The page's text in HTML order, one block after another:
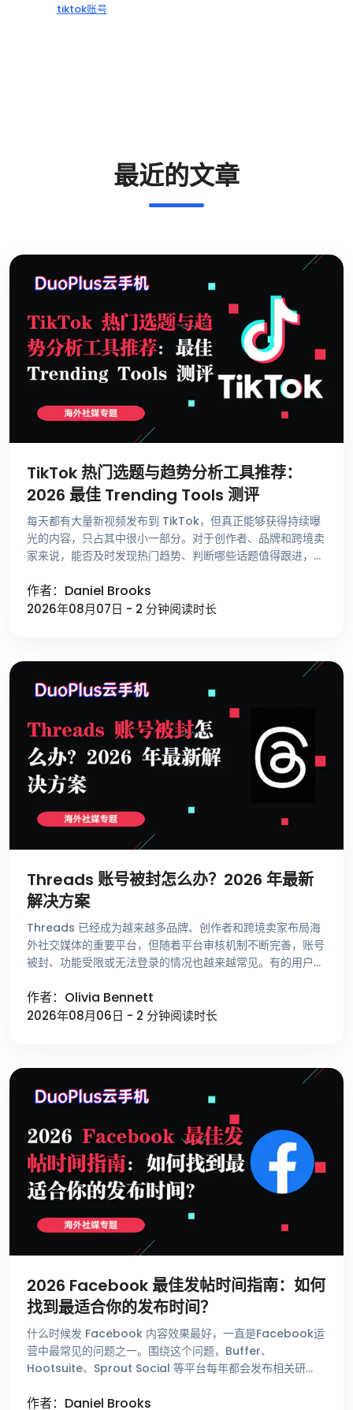
tiktok账号
最近的文章
TikTok 热门选题与趋势分析工具推荐：
2026 最佳 Trending Tools 测评
每天都有大量新视频发布到 TikTok，但真正能够获得持续曝
光的内容，只占其中很小一部分。对于创作者、品牌和跨境卖
家来说，能否及时发现热门趋势、判断哪些话题值得跟进，比
赖刷 For …
作者：Daniel Brooks
2026年08月07日 - 2 分钟阅读时长
Threads 账号被封怎么办？2026 年最新
解决方案
Threads 已经成为越来越多品牌、创作者和跨境卖家布局海
外社交媒体的重要平台，但随着平台审核机制不断完善，账号
被封、功能受限或无法登录的情况也越来越常见。有的用户刚
法发帖，还有一些用 …
作者：Olivia Bennett
2026年08月06日 - 2 分钟阅读时长
2026 Facebook 最佳发帖时间指南：如何
找到最适合你的发布时间？
什么时候发 Facebook 内容效果最好，一直是Facebook运
营中最常见的问题之一。围绕这个问题，Buffer、
Hootsuite、Sprout Social 等平台每年都会发布相关研
作者：Daniel Brooks